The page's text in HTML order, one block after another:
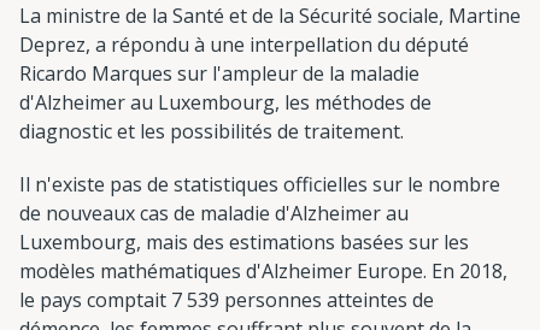
La ministre de la Santé et de la Sécurité sociale, Martine
Deprez, a répondu à une interpellation du député
Ricardo Marques sur l'ampleur de la maladie
d'Alzheimer au Luxembourg, les méthodes de
diagnostic et les possibilités de traitement.
Il n'existe pas de statistiques officielles sur le nombre
de nouveaux cas de maladie d'Alzheimer au
Luxembourg, mais des estimations basées sur les
modèles mathématiques d'Alzheimer Europe. En 2018,
le pays comptait 7 539 personnes atteintes de